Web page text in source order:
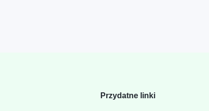
Przydatne linki